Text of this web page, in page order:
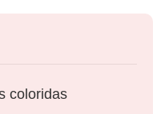
coloridas